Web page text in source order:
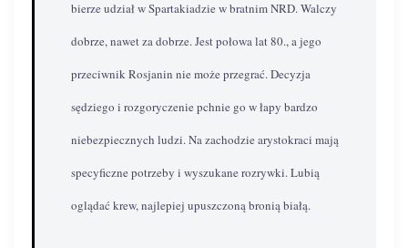
bierze udział w Spartakiadzie w bratnim NRD. Walczy
dobrze, nawet za dobrze. Jest połowa lat 80., a jego
przeciwnik Rosjanin nie może przegrać. Decyzja
sędziego i rozgoryczenie pchnie go w łapy bardzo
niebezpiecznych ludzi. Na zachodzie arystokraci mają
specyficzne potrzeby i wyszukane rozrywki. Lubią
oglądać krew, najlepiej upuszczoną bronią białą.